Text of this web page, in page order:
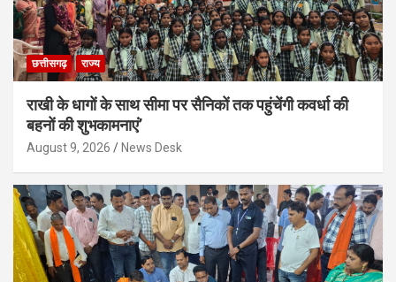
छत्तीसगढ़ राज्य
राखी के धागों के साथ सीमा पर सैनिकों तक पहुंचेंगी कवर्धा की
बहनों की शुभकामनाएं’
August 9, 2026 News Desk